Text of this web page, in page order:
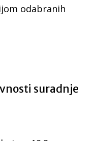
odabranih
suradnje